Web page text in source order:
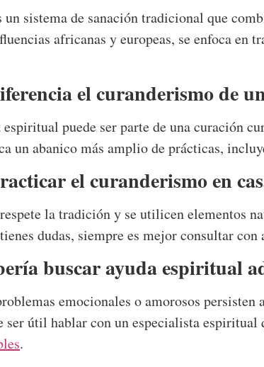
un sistema de sanación tradicional que
africanas y europeas, se enfoca
el curanderismo de
puede ser parte de una curación
un abanico más amplio de prácticas,
el curanderismo en
la tradición y se utilicen elementos
dudas, siempre es mejor consultar con
buscar ayuda espiritual
emocionales o amorosos
ser útil hablar con un especialista
.